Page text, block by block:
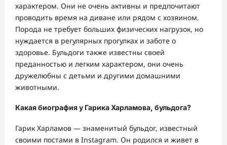
характером. Они не очень активны и предпочитают
проводить время на диване или рядом с хозяином.
Порода не требует больших физических нагрузок, но
нуждается в регулярных прогулках и заботе о
здоровье. Бульдоги также известны своей
преданностью и легким характером, они очень
дружелюбны с детьми и другими домашними
животными.
Какая биография у Гарика Харламова, бульдога?
Гарик Харламов — знаменитый бульдог, известный
своими постами в Instagram. Он родился и живет в